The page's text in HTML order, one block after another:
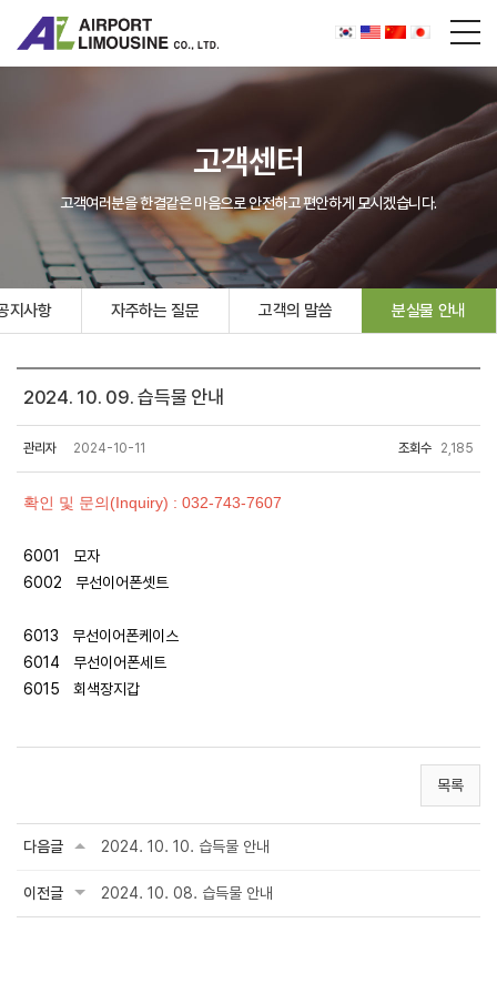
고객센터
고객여러분을 한결같은 마음으로 안전하고 편안하게 모시겠습니다.
지사항 자주하는 질문 고객의 말씀 분실물 안내
2024. 10. 09. 습득물 안내
관리자 2024-10-11 조회수 2,185
확인 및 문의(Inquiry) : 032-743-7607
6001 모자
6002 무선이어폰셋트
6013 무선이어폰케이스
6014 무선이어폰세트
6015 회색장지갑
목록
다음글 2024. 10. 10. 습득물 안내
이전글 2024. 10. 08. 습득물 안내